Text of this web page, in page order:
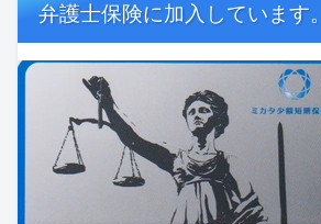
弁護士保険に加入しています。